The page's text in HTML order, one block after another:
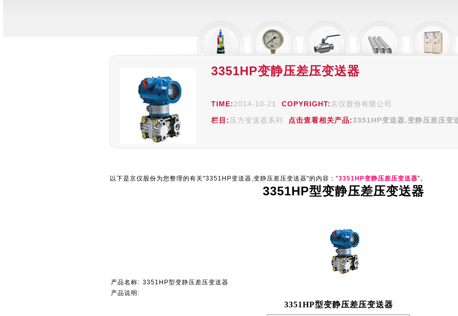
3351HP变静压差压变送器
TIME:2014-10-21 COPYRIGHT:京仪股份有限公司
栏目:压力变送器系列 点击查看相关产品:3351HP变送器,变静压差压变
以下是京仪股份为您整理的有关"3351HP变送器,变静压差压变送器"的内容：“3351HP变静压差压变送器”。
3351HP型变静压差压变送器
产品名称: 3351HP型变静压差压变送器
产品说明:
3351HP型变静压差压变送器